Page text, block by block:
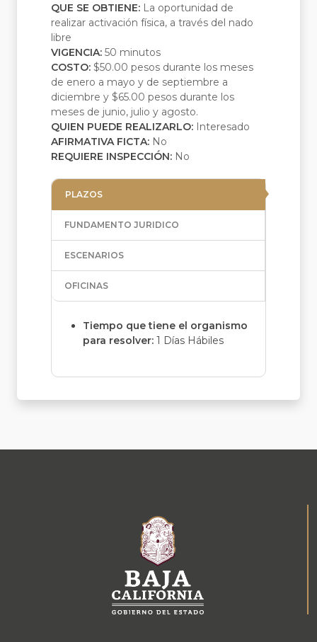
QUE SE OBTIENE: La oportunidad de
realizar activación física, a través del nado
libre
VIGENCIA: 50 minutos
COSTO: $50.00 pesos durante los meses
de enero a mayo y de septiembre a
diciembre y $65.00 pesos durante los
meses de junio, julio y agosto.
QUIEN PUEDE REALIZARLO: Interesado
AFIRMATIVA FICTA: No
REQUIERE INSPECCIÓN: No
PLAZOS
FUNDAMENTO JURIDICO
ESCENARIOS
OFICINAS
Tiempo que tiene el organismo
para resolver: 1 Días Hábiles